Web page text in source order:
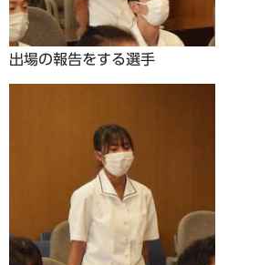
出場の報告をする選手